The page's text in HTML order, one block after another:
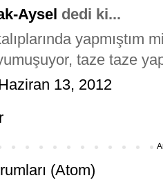
Aysel dedi ki...
yapmıştım
taze taze
13, 2012
(Atom)